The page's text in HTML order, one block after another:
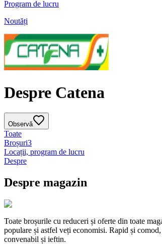
Program de lucru
Noutăți
Despre Catena
Observă
Toate
Broșuri3
Locații, program de lucru
Despre
Despre magazin
Toate broșurile cu reduceri și oferte din toate
populare și astfel veți economisi. Rapid și
convenabil și ieftin.